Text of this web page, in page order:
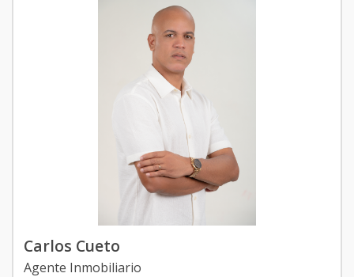
Carlos Cueto
Agente Inmobiliario